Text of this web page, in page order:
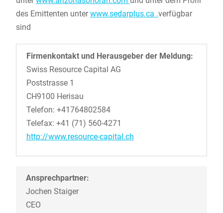
des Emittenten unterwww.sedarplus.ca .verfügbar
sind
Firmenkontakt und Herausgeber der Meldung:
Swiss Resource Capital AG
Poststrasse 1
CH9100 Herisau
Telefon: +41764802584
Telefax: +41 (71) 560-4271
http://www.resource-capital.ch
Ansprechpartner:
Jochen Staiger
CEO